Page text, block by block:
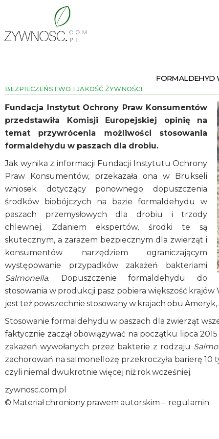
FORMALDEHYD
BEZPIECZEŃSTWO I JAKOŚĆ ŻYWNOŚCI
Fundacja Instytut Ochrony Praw Konsumentów
przedstawiła Komisji Europejskiej opinię na
temat przywrócenia możliwości stosowania
formaldehydu w paszach dla drobiu.
Jak wynika z informacji Fundacji Instytutu Ochrony
Praw Konsumentów, przekazała ona w Brukseli
wniosek dotyczący ponownego dopuszczenia
środków biobójczych na bazie formaldehydu w
paszach przemysłowych dla drobiu i trzody
chlewnej. Zdaniem ekspertów, środki te są
skutecznym, a zarazem bezpiecznym dla zwierząt i
konsumentów narzędziem ograniczającym
występowanie przypadków zakażeń bakteriami
Salmonella. Dopuszczenie formaldehydu do
stosowania w produkcji pasz pobiera większość
jest też powszechnie stosowany w krajach obu Ameryk,
Stosowanie formaldehydu w paszach dla zwierząt
faktycznie zaczął obowiązywać na początku lipca
zakażeń wywołanych przez bakterie z rodzaju
zachorowań na salmonellozę przekroczyła barierę 10
czyli niemal dwukrotnie więcej niż rok wcześniej.
zywnosc.com.pl
© Materiał chroniony prawem autorskim – regulamin